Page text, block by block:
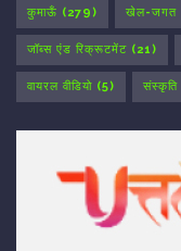
कुमाऊँ (279) खेल-जगत
जॉब्स एंड रिक्रूटमेंट (21)
वायरल वीडियो (5) संस्कृति